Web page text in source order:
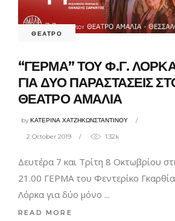
ΘΕΑΤΡΟ
“ΓΕΡΜΑ” ΤΟΥ Φ.Γ.
ΓΙΑ ΔΥΟ ΠΑΡΑΣΤΑΣΕΙΣ
ΘΕΑΤΡΟ ΑΜΑΛΙΑ
byΚΑΤΕΡΙΝΑ ΧΑΤΖΗΚΩΝΣΤΑΝΤΙΝΟΥ
2 October 2019 1.32k
Δευτέρα 7 και Τρίτη 8 Οκτωβρίου
21.00 ΓΕΡΜΑ του Φεντερίκο Γκαρθία
Λόρκα για δύο μόνο
READ MORE